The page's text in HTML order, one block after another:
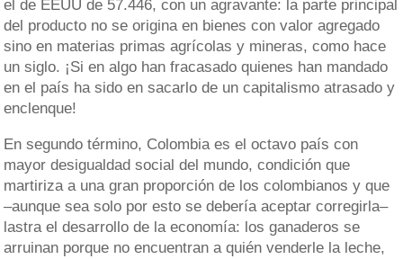
el de EEUU de 57.446, con un agravante: la parte principal
del producto no se origina en bienes con valor agregado
sino en materias primas agrícolas y mineras, como hace
un siglo. ¡Si en algo han fracasado quienes han mandado
en el país ha sido en sacarlo de un capitalismo atrasado y
enclenque!
En segundo término, Colombia es el octavo país con
mayor desigualdad social del mundo, condición que
martiriza a una gran proporción de los colombianos y que
–aunque sea solo por esto se debería aceptar corregirla–
lastra el desarrollo de la economía: los ganaderos se
arruinan porque no encuentran a quién venderle la leche,